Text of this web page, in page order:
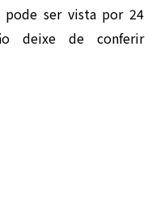
pode ser vista por 24
deixe de conferir